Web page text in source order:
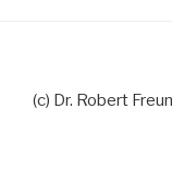
(c) Dr. Robert